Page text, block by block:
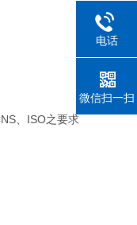
、ISO之要求
电话
微信扫一扫